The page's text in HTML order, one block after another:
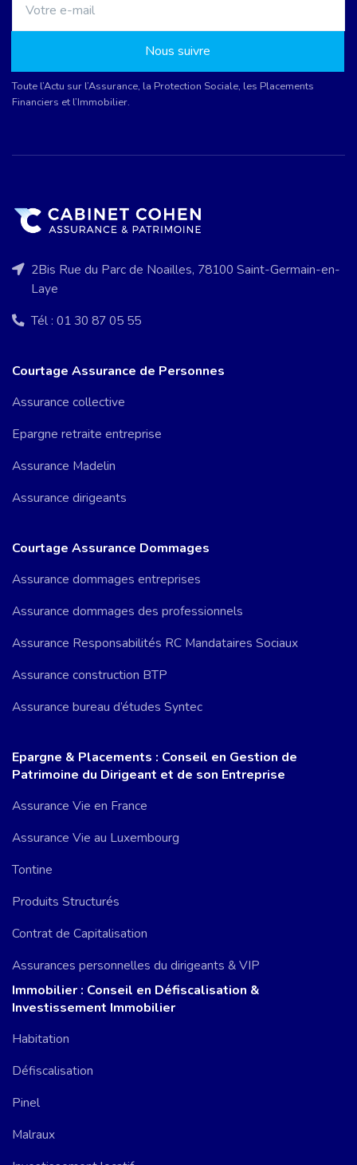
Nous suivre
Toute l’Actu sur l’Assurance, la Protection Sociale, les Placements
Financiers et l’Immobilier.
2Bis Rue du Parc de Noailles, 78100 Saint-Germain-en-
Laye
Tél : 01 30 87 05 55
Courtage Assurance de Personnes
Assurance collective
Epargne retraite entreprise
Assurance Madelin
Assurance dirigeants
Courtage Assurance Dommages
Assurance dommages entreprises
Assurance dommages des professionnels
Assurance Responsabilités RC Mandataires Sociaux
Assurance construction BTP
Assurance bureau d’études Syntec
Epargne & Placements : Conseil en Gestion de
Patrimoine du Dirigeant et de son Entreprise
Assurance Vie en France
Assurance Vie au Luxembourg
Tontine
Produits Structurés
Contrat de Capitalisation
Assurances personnelles du dirigeants & VIP
Immobilier : Conseil en Défiscalisation &
Investissement Immobilier
Habitation
Défiscalisation
Pinel
Malraux